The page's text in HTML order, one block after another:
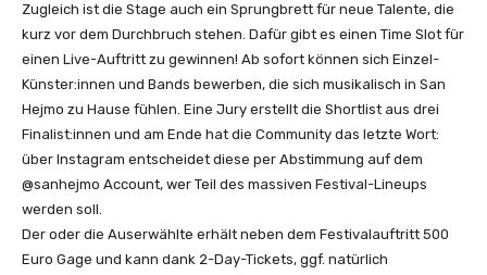
Zugleich ist die Stage auch ein Sprungbrett für neue Talente, die
kurz vor dem Durchbruch stehen. Dafür gibt es einen Time Slot für
einen Live-Auftritt zu gewinnen! Ab sofort können sich Einzel-
Künster:innen und Bands bewerben, die sich musikalisch in San
Hejmo zu Hause fühlen. Eine Jury erstellt die Shortlist aus drei
Finalist:innen und am Ende hat die Community das letzte Wort:
über Instagram entscheidet diese per Abstimmung auf dem
@sanhejmo Account, wer Teil des massiven Festival-Lineups
werden soll.
Der oder die Auserwählte erhält neben dem Festivalauftritt 500
Euro Gage und kann dank 2-Day-Tickets, ggf. natürlich